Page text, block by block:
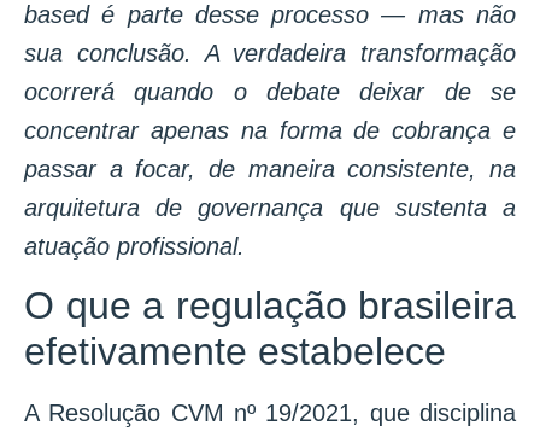
based é parte desse processo — mas não
sua conclusão. A verdadeira transformação
ocorrerá quando o debate deixar de se
concentrar apenas na forma de cobrança e
passar a focar, de maneira consistente, na
arquitetura de governança que sustenta a
atuação profissional.
O que a regulação brasileira
efetivamente estabelece
A Resolução CVM nº 19/2021, que disciplina